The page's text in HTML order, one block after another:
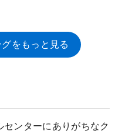
をもっと見る
センターにありがちなク